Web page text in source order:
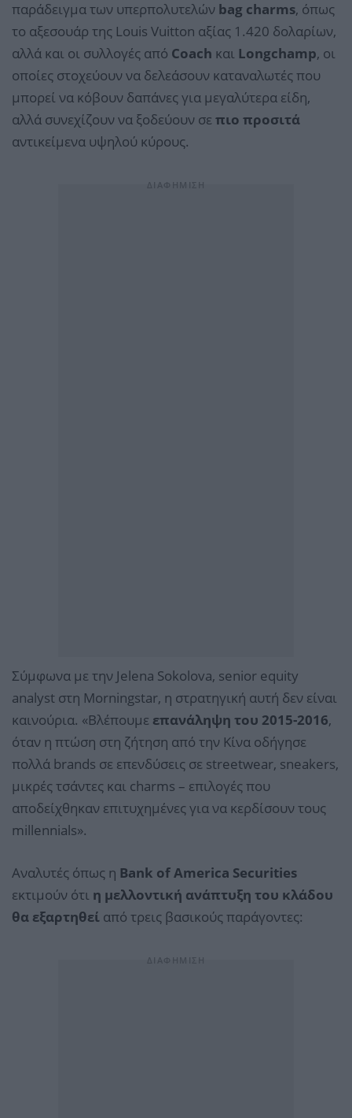
παράδειγμα των υπερπολυτελών bag charms, όπως
το αξεσουάρ της Louis Vuitton αξίας 1.420 δολαρίων,
αλλά και οι συλλογές από Coach και Longchamp, οι
οποίες στοχεύουν να δελεάσουν καταναλωτές που
μπορεί να κόβουν δαπάνες για μεγαλύτερα είδη,
αλλά συνεχίζουν να ξοδεύουν σε πιο προσιτά
αντικείμενα υψηλού κύρους.
Σύμφωνα με την Jelena Sokolova, senior equity
analyst στη Morningstar, η στρατηγική αυτή δεν είναι
καινούρια. «Βλέπουμε επανάληψη του 2015-2016,
όταν η πτώση στη ζήτηση από την Κίνα οδήγησε
πολλά brands σε επενδύσεις σε streetwear, sneakers,
μικρές τσάντες και charms – επιλογές που
αποδείχθηκαν επιτυχημένες για να κερδίσουν τους
millennials».
Αναλυτές όπως η Bank of America Securities
εκτιμούν ότι η μελλοντική ανάπτυξη του κλάδου
θα εξαρτηθεί από τρεις βασικούς παράγοντες: